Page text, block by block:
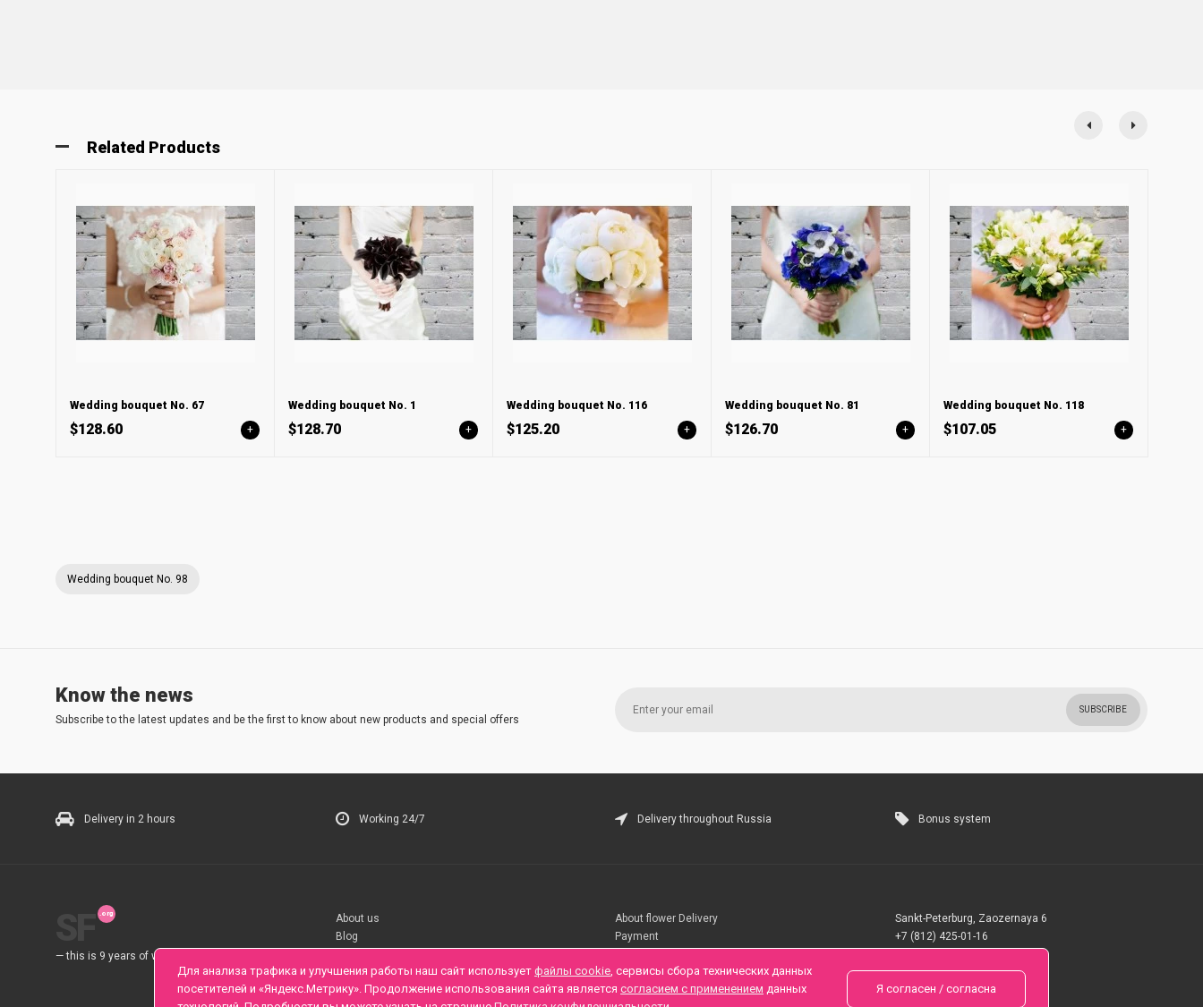
Related Products
Wedding bouquet No. 67
$128.60 +
Wedding bouquet No. 1
$128.70 +
Wedding bouquet No. 116
$125.20 +
Wedding bouquet No. 81
$126.70 +
Wedding bouquet No. 118
$107.05 +
Wedding bouquet No. 98
Know the news
Subscribe to the latest updates and be the first to know about new products and special offers
SUBSCRIBE
Delivery in 2 hours Working 24/7 Delivery throughout Russia Bonus system
— this is 9 years of work for you.
About us
Blog
About flower Delivery
Payment
Sankt-Peterburg, Zaozernaya 6
+7 (812) 425-01-16
Для анализа трафика и улучшения работы наш сайт использует файлы cookie, сервисы сбора технических данных
посетителей и «Яндекс.Метрику». Продолжение использования сайта является согласием с применением данных
Я согласен / согласна